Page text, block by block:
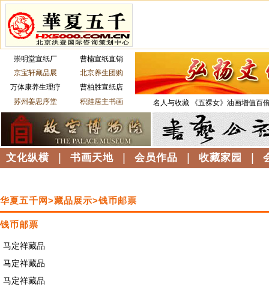
崇明堂宣纸厂
曹楠宣纸直销
京宝轩藏品展
北京养生团购
万体康养生理疗
曹柏胜宣纸店
苏州姜思序堂
积跬居主书画 名人与收藏 《五裸女》油画增值百
文化纵横 书画天地 会员作品 收藏家园
华夏五千网>藏品展示>钱币邮票
钱币邮票
马定祥藏品
马定祥藏品
马定祥藏品